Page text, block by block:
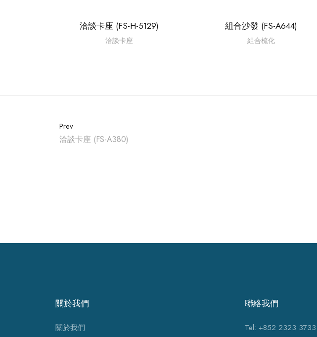
洽談卡座 (FS-H-5129)
洽談卡座
組合沙發 (FS-A644)
組合梳化
Prev
洽談卡座 (FS-A380)
關於我們
關於我們
聯絡我們
Tel: +852 2323 3733